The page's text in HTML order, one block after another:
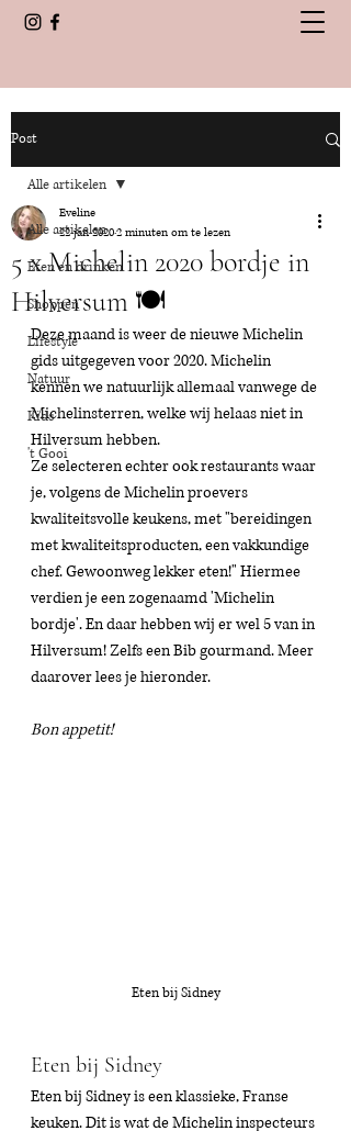
Post
Alle artikelen
Eten en drinken
Shoppen
Lifestyle
Natuur
Kids
't Gooi
Alle artikelen
5 x Michelin 2020 bordje in
Hilversum 🍽️
Eveline
22 jan 20202 minuten om te lezen
Deze maand is weer de nieuwe Michelin
gids uitgegeven voor 2020. Michelin
kennen we natuurlijk allemaal vanwege de
Michelinsterren, welke wij helaas niet in
Hilversum hebben.
Ze selecteren echter ook restaurants waar
je, volgens de Michelin proevers
kwaliteitsvolle keukens, met "bereidingen
met kwaliteitsproducten, een vakkundige
chef. Gewoonweg lekker eten!" Hiermee
verdien je een zogenaamd 'Michelin
bordje'. En daar hebben wij er wel 5 van in
Hilversum! Zelfs een Bib gourmand. Meer
daarover lees je hieronder.
Bon appetit!
Eten bij Sidney
Eten bij Sidney
Eten bij Sidney is een klassieke, Franse
keuken. Dit is wat de Michelin inspecteurs